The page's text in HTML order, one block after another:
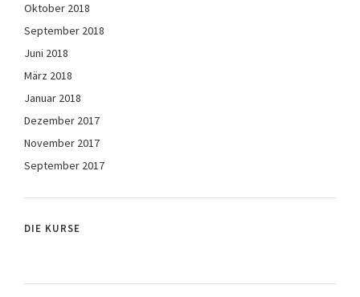
Oktober 2018
September 2018
Juni 2018
März 2018
Januar 2018
Dezember 2017
November 2017
September 2017
DIE KURSE